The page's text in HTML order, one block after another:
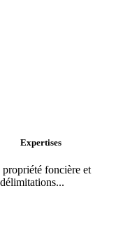
Expertises
foncière et